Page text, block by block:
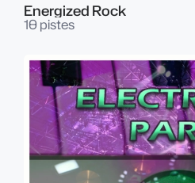
Energized Rock
10 pistes